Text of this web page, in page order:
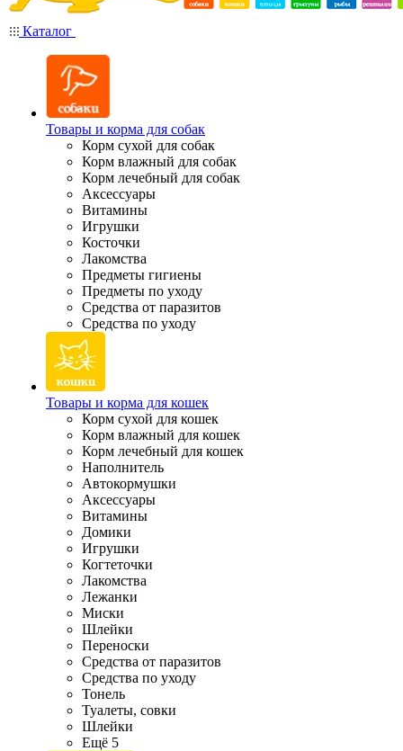
Каталог
Товары и корма для собак
Корм сухой для собак
Корм влажный для собак
Корм лечебный для собак
Аксессуары
Витамины
Игрушки
Косточки
Лакомства
Предметы гигиены
Предметы по уходу
Средства от паразитов
Средства по уходу
Товары и корма для кошек
Корм сухой для кошек
Корм влажный для кошек
Корм лечебный для кошек
Наполнитель
Автокормушки
Аксессуары
Витамины
Домики
Игрушки
Когтеточки
Лакомства
Лежанки
Миски
Шлейки
Переноски
Средства от паразитов
Средства по уходу
Тонель
Туалеты, совки
Шлейки
Ещё 5